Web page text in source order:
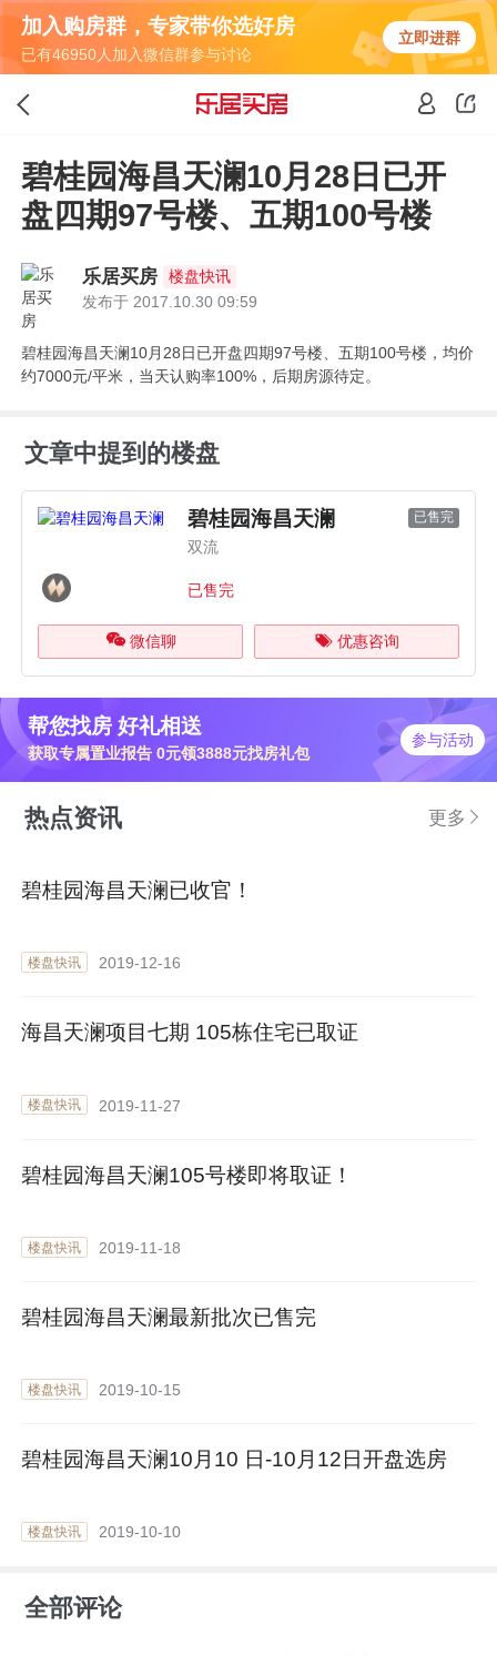
加入购房群，专家带你选好房
已有46950人加入微信群参与讨论
立即进群
碧桂园海昌天澜10月28日已开
盘四期97号楼、五期100号楼
乐居买房
楼盘快讯
发布于 2017.10.30 09:59
碧桂园海昌天澜10月28日已开盘四期97号楼、五期100号楼，均价
约7000元/平米，当天认购率100%，后期房源待定。
文章中提到的楼盘
碧桂园海昌天澜 已售完
双流
已售完
微信聊 优惠咨询
帮您找房 好礼相送
获取专属置业报告 0元领3888元找房礼包
参与活动
热点资讯 更多
碧桂园海昌天澜已收官！
楼盘快讯 2019-12-16
海昌天澜项目七期 105栋住宅已取证
楼盘快讯 2019-11-27
碧桂园海昌天澜105号楼即将取证！
楼盘快讯 2019-11-18
碧桂园海昌天澜最新批次已售完
楼盘快讯 2019-10-15
碧桂园海昌天澜10月10 日-10月12日开盘选房
楼盘快讯 2019-10-10
全部评论